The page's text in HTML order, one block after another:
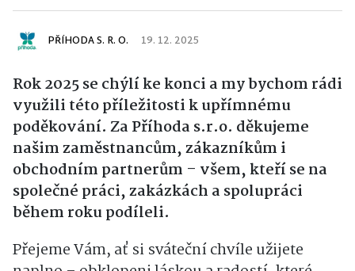
PŘÍHODA S. R. O. 19. 12. 2025
Rok 2025 se chýlí ke konci a my bychom rádi
využili této příležitosti k upřímnému
poděkování. Za Příhoda s.r.o. děkujeme
našim zaměstnancům, zákazníkům i
obchodním partnerům – všem, kteří se na
společné práci, zakázkách a spolupráci
během roku podíleli.
Přejeme Vám, ať si sváteční chvíle užijete